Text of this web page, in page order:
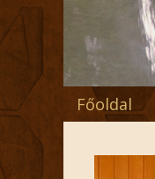
Főoldal